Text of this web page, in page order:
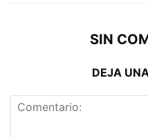
SIN
DEJA